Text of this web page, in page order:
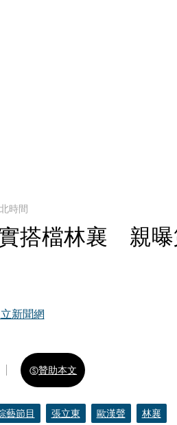
時間
搭檔林襄 親曝
新聞網
贊助本文
藝節目 張立東 歐漢聲 林襄